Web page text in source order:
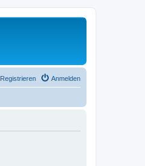
Anmelden
Registrieren